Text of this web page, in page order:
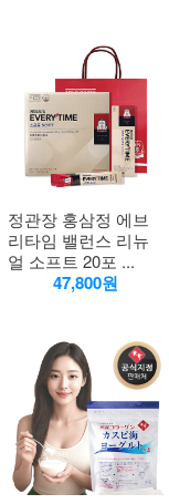
정관장 홍삼정 에브
리타임 밸런스 리뉴
얼 소프트 20포 ...
47,800원